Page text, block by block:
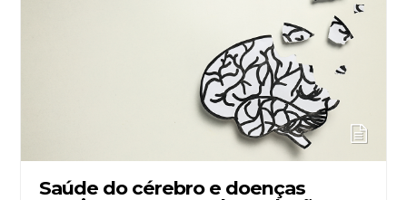
Saúde do cérebro e doenças